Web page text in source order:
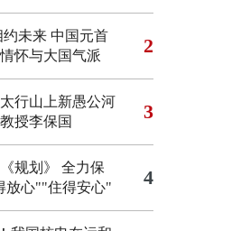
约未来 中国元首
怀与大国气派
2
行山上新愚公河
授李保国
3
规划》 全力保
放心""住得安心"
4